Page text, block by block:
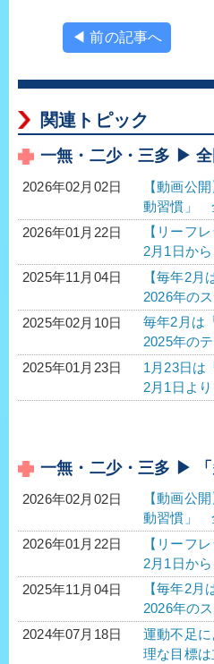
◀ 前の記事へ
関連トピック
一無・二少・三多 ▶
2026年02月02日
【動画公
動習慣」
2026年01月22日
【リーフ
2月1日か
2025年11月04日
【毎年2月
2026年の
2025年02月10日
毎年2月は
2025年の
2025年01月23日
1月23日は
2月1日よ
一無・二少・三多 ▶
2026年02月02日
【動画公
動習慣」
2026年01月22日
【リーフ
2月1日か
2025年11月04日
【毎年2月
2026年の
2024年07月18日
運動不足
理な目標